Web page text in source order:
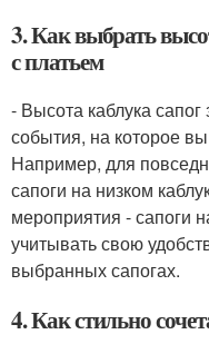
3. Как выбрать
с платьем
- Высота каблука сапог
события, на которое
Например, для
сапоги на низком
мероприятия - сапоги
учитывать свою
выбранных сапогах.
4. Как стильно